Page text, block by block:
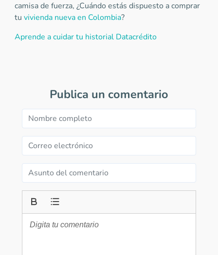
camisa de fuerza, ¿Cuándo estás dispuesto a comprar
tu vivienda nueva en Colombia?
Aprende a cuidar tu historial Datacrédito
Publica un comentario